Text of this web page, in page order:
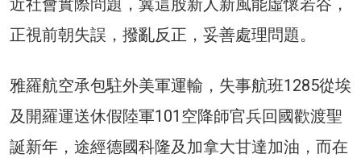
近社會實際問題，冀這股新人新風能虛懷若谷，
正視前朝失誤，撥亂反正，妥善處理問題。
雅羅航空承包駐外美軍運輸，失事航班1285從埃
及開羅運送休假陸軍101空降師官兵回國歡渡聖
誕新年，途經德國科隆及加拿大甘達加油，而在